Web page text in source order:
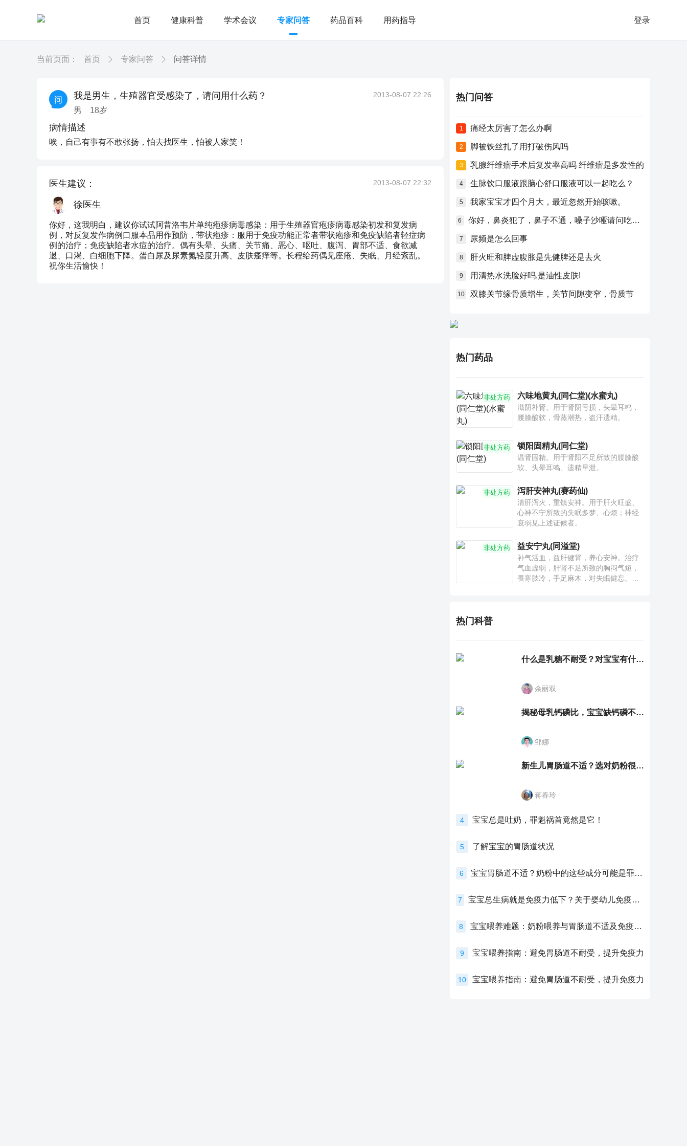
首页 健康科普 学术会议 专家问答 药品百科 用药指导 登录
当前页面： 首页 专家问答 问答详情
我是男生，生殖器官受感染了，请问用什么药？
男 18岁
2013-08-07 22:26
病情描述
唉，自己有事有不敢张扬，怕去找医生，怕被人家笑！
医生建议： 2013-08-07 22:32
徐医生
你好，这我明白，建议你试试阿昔洛韦片单纯疱疹病毒感染：用于生殖器官疱疹病毒感染初发和复发病
例，对反复发作病例口服本品用作预防，带状疱疹：服用于免疫功能正常者带状疱疹和免疫缺陷者轻症病
例的治疗；免疫缺陷者水痘的治疗。偶有头晕、头痛、关节痛、恶心、呕吐、腹泻、胃部不适、食欲减
退、口渴、白细胞下降。蛋白尿及尿素氮轻度升高、皮肤瘙痒等。长程给药偶见座疮、失眠、月经紊乱。
祝你生活愉快！
热门问答
1 痛经太厉害了怎么办啊
2 脚被铁丝扎了用打破伤风吗
3 乳腺纤维瘤手术后复发率高吗 纤维瘤是多发性的
4 生脉饮口服液跟脑心舒口服液可以一起吃么？
5 我家宝宝才四个月大，最近忽然开始咳嗽。
6 你好，鼻炎犯了，鼻子不通，嗓子沙哑请问吃什么药比较好？
7 尿频是怎么回事
8 肝火旺和脾虚腹胀是先健脾还是去火
9 用清热水洗脸好吗,是油性皮肤!
10 双膝关节缘骨质增生，关节间隙变窄，骨质节
热门药品
非处方药 六味地黄丸(同仁堂)(水蜜丸)
滋阴补肾。用于肾阴亏损，头晕耳鸣，
腰膝酸软，骨蒸潮热，盗汗遗精。
非处方药 锁阳固精丸(同仁堂)
温肾固精。用于肾阳不足所致的腰膝酸
软、头晕耳鸣、遗精早泄。
非处方药 泻肝安神丸(赛药仙)
清肝泻火，重镇安神。用于肝火旺盛、
心神不宁所致的失眠多梦、心烦；神经
衰弱见上述证候者。
非处方药 益安宁丸(同溢堂)
补气活血，益肝健肾，养心安神。治疗
气血虚弱，肝肾不足所致的胸闷气短，
畏寒肢冷，手足麻木，对失眠健忘、神
热门科普
什么是乳糖不耐受？对宝宝有什么影响？
余丽双
揭秘母乳钙磷比，宝宝缺钙磷不再愁
邹娜
新生儿胃肠道不适？选对奶粉很重要！
蒋春玲
4 宝宝总是吐奶，罪魁祸首竟然是它！
5 了解宝宝的胃肠道状况
6 宝宝胃肠道不适？奶粉中的这些成分可能是罪魁祸首！
7 宝宝总生病就是免疫力低下？关于婴幼儿免疫力的真相，家长必须了解！
8 宝宝喂养难题：奶粉喂养与胃肠道不适及免疫力提升的奥秘
9 宝宝喂养指南：避免胃肠道不耐受，提升免疫力
10 宝宝喂养指南：避免胃肠道不耐受，提升免疫力